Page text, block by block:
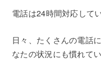
電話は24時間対応してい
日々、たくさんの電話
なたの状況にも慣れてい